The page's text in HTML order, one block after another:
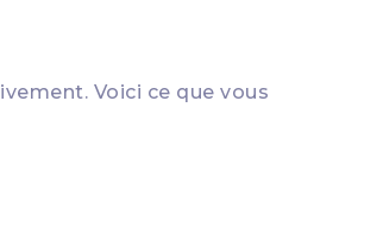
Voici ce que vous